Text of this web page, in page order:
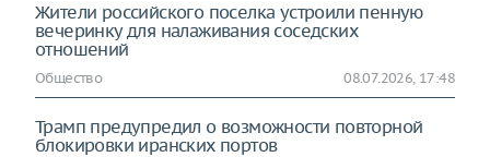
Жители российского поселка устроили пенную
вечеринку для налаживания соседских
отношений
Общество 08.07.2026, 17:48
Трамп предупредил о возможности повторной
блокировки иранских портов